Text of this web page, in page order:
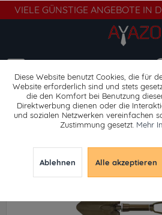
VIELE GÜNSTIGE ANGEBOTE IN
Werkzeuge
Diese Website benutzt Cookies, die für
Website erforderlich sind und stets
die den Komfort bei Benutzung
Direktwerbung dienen oder die
und sozialen Netzwerken vereinfachen
Zustimmung gesetzt. Mehr
Ablehnen Alle akzeptieren